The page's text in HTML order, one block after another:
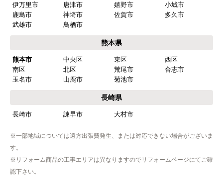
【このショップを選んだ理由は？】
商品価格がお手頃だった
【注文からどのくらいで届きましたか？】
忘れました
【その他感想・コメント】
工事は土曜日に申し込んだが、
たので、仕事を1日休まなければならなかった。
伊万里市 唐津市 嬉野市
小城市
鹿島市
神埼市 佐賀市
多久市
武雄市
鳥栖市
熊本県
熊本市 中央区 東区
西区
南区
北区 荒尾市
合志市
玉名市
山鹿市 菊池市
長崎県
長崎市 諫早市 大村市
※一部地域については遠方出張費発生、または対応できない場合がございま
す。
※リフォーム商品の工事エリアは異なりますのでリフォームページにてご確
認下さい。